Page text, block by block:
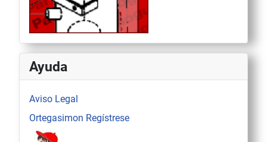
Ayuda
Aviso Legal
Ortegasimon Regístrese